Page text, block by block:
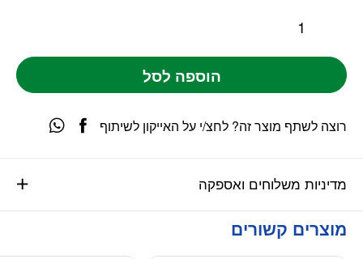
הוספה לסל
מדיניות משלוחים ואספקה
רוצה לשתף מוצר זה? לחצ/י על האייקון לשיתוף
מוצרים קשורים